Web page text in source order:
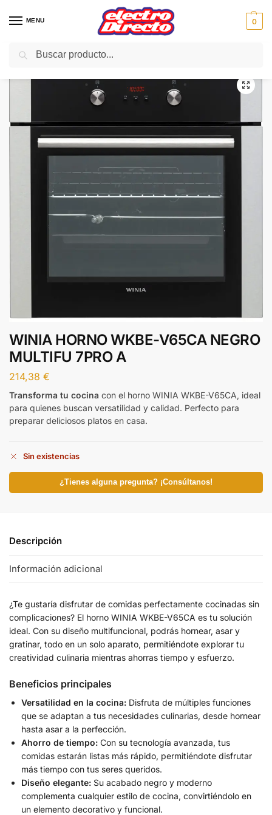
MENU 0
Inicio Gama blanca Hornos
WINIA HORNO WKBE-V65CA NEGRO
MULTIFU 7PRO A
214,38 €
Transforma tu cocina con el horno WINIA WKBE-V65CA, ideal
para quienes buscan versatilidad y calidad. Perfecto para
preparar deliciosos platos en casa.
Sin existencias
¿Tienes alguna pregunta? ¡Consúltanos!
Descripción
Información adicional
¿Te gustaría disfrutar de comidas perfectamente cocinadas sin
complicaciones? El horno WINIA WKBE-V65CA es tu solución
ideal. Con su diseño multifuncional, podrás hornear, asar y
gratinar, todo en un solo aparato, permitiéndote explorar tu
creatividad culinaria mientras ahorras tiempo y esfuerzo.
Beneficios principales
Versatilidad en la cocina: Disfruta de múltiples funciones
que se adaptan a tus necesidades culinarias, desde hornear
hasta asar a la perfección.
Ahorro de tiempo: Con su tecnología avanzada, tus
comidas estarán listas más rápido, permitiéndote disfrutar
más tiempo con tus seres queridos.
Diseño elegante: Su acabado negro y moderno
complementa cualquier estilo de cocina, convirtiéndolo en
un elemento decorativo y funcional.